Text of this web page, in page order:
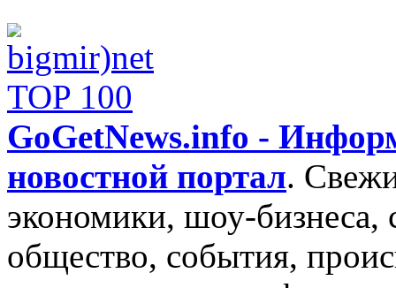
GoGetNews.info -
новостной портал.
экономики, шоу-бизнеса,
общество, события,